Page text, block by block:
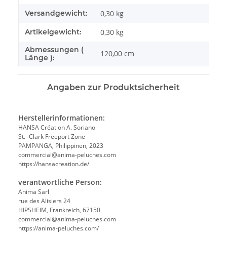
Versandgewicht: 0,30 kg
Artikelgewicht: 0,30 kg
Abmessungen (
Länge ):
120,00 cm
Angaben zur Produktsicherheit
Herstellerinformationen:
HANSA Création A. Soriano
St.- Clark Freeport Zone
PAMPANGA, Philippinen, 2023
commercial@anima-peluches.com
https://hansacreation.de/
verantwortliche Person:
Anima Sarl
rue des Alisiers 24
HIPSHEIM, Frankreich, 67150
commercial@anima-peluches.com
https://anima-peluches.com/